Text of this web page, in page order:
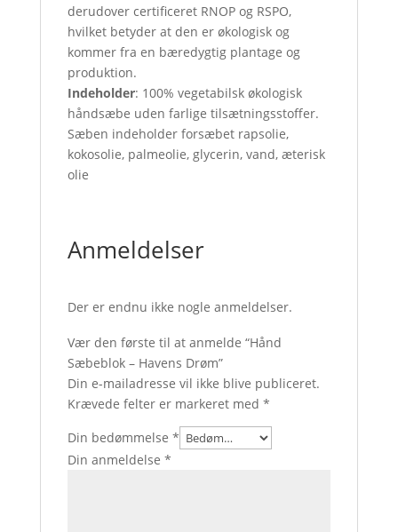
derudover certificeret RNOP og RSPO,
hvilket betyder at den er økologisk og
kommer fra en bæredygtig plantage og
produktion.
Indeholder: 100% vegetabilsk økologisk
håndsæbe uden farlige tilsætningsstoffer.
Sæben indeholder forsæbet rapsolie,
kokosolie, palmeolie, glycerin, vand, æterisk
olie
Anmeldelser
Der er endnu ikke nogle anmeldelser.
Vær den første til at anmelde “Hånd
Sæbeblok – Havens Drøm”
Din e-mailadresse vil ikke blive publiceret.
Krævede felter er markeret med *
Din bedømmelse *
Din anmeldelse *